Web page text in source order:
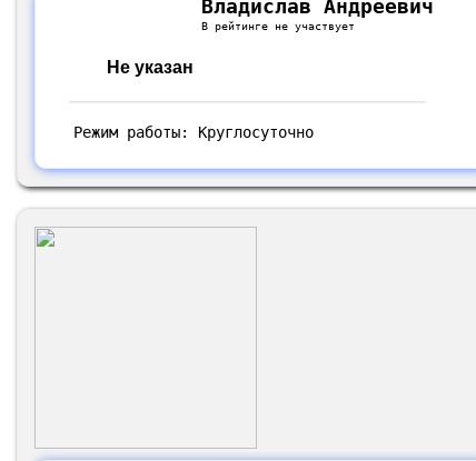
Владислав Андреевич
В рейтинге не участвует
Не указан
Режим работы: Круглосуточно